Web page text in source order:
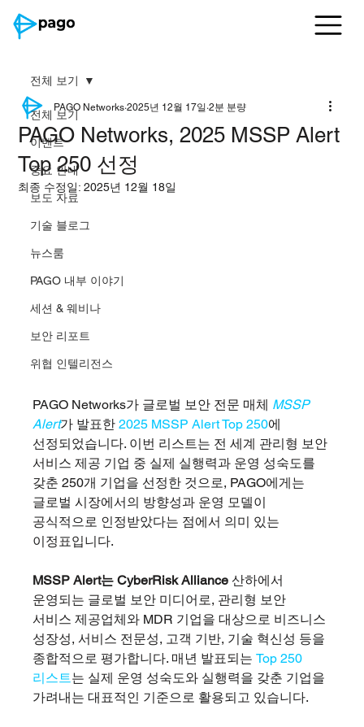
전체 보기
이벤트
중요 안내
보도 자료
기술 블로그
뉴스룸
PAGO 내부 이야기
세션 & 웨비나
보안 리포트
위협 인텔리전스
전체 보기
PAGO Networks, 2025 MSSP Alert
Top 250 선정
PAGO Networks 2025년 12월 17일 2분 분량
최종 수정일:2025년 12월 18일
PAGO Networks가 글로벌 보안 전문 매체 MSSP
Alert가 발표한 2025 MSSP Alert Top 250에
선정되었습니다. 이번 리스트는 전 세계 관리형 보안
서비스 제공 기업 중 실제 실행력과 운영 성숙도를
갖춘 250개 기업을 선정한 것으로, PAGO에게는
글로벌 시장에서의 방향성과 운영 모델이
공식적으로 인정받았다는 점에서 의미 있는
이정표입니다.
MSSP Alert는 CyberRisk Alliance 산하에서
운영되는 글로벌 보안 미디어로, 관리형 보안
서비스 제공업체와 MDR 기업을 대상으로 비즈니스
성장성, 서비스 전문성, 고객 기반, 기술 혁신성 등을
종합적으로 평가합니다. 매년 발표되는 Top 250
리스트는 실제 운영 성숙도와 실행력을 갖춘 기업을
가려내는 대표적인 기준으로 활용되고 있습니다.